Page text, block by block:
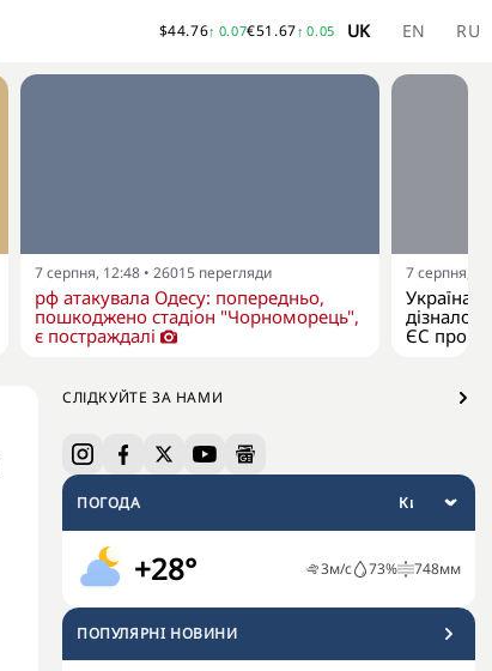
$44.76↑ 0.07€51.67↑ 0.05 UK EN RU
7 серпня, 12:48 • 26015 перегляди
рф атакувала Одесу: попередньо,
пошкоджено стадіон "Чорноморець",
є постраждалі
7 серпня,
Україна
ЄС про
СЛІДКУЙТЕ ЗА НАМИ
ПОГОДА
+28° 3м/с 73% 748мм
ПОПУЛЯРНI НОВИНИ